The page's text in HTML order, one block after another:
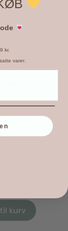
kurv
kr.
varer.